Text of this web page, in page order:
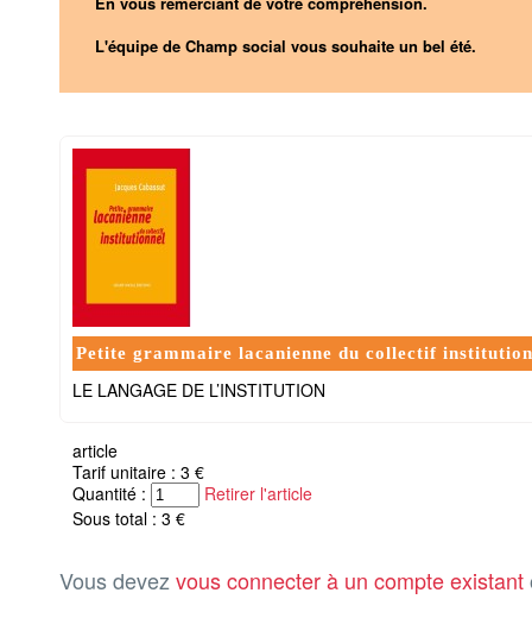
L'équipe de Champ social vous souhaite un bel été.
Petite grammaire lacanienne du collectif
LE LANGAGE DE L’INSTITUTION
article
Tarif unitaire : 3 €
Quantité :
Retirer l'article
Sous total : 3 €
Vous devez vous connecter à un compte existant